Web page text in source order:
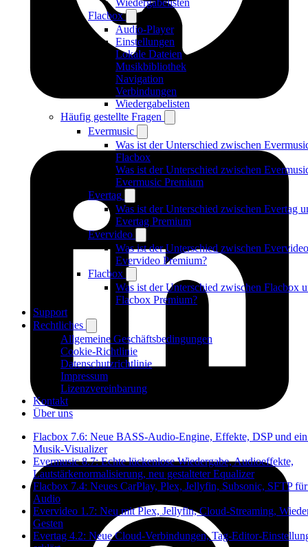
Wiedergabelisten
Flacbox
Audio-Player
Einstellungen
Lokale Dateien
Musikbibliothek
Navigation
Verbindungen
Wiedergabelisten
Häufig gestellte Fragen
Evermusic
Was ist der Unterschied zwischen
Flacbox
Was ist der Unterschied zwischen
Evermusic Premium
Evertag
Was ist der Unterschied zwischen Evertag
Evertag Premium
Evervideo
Was ist der Unterschied zwischen
Evervideo Premium?
Flacbox
Was ist der Unterschied zwischen Flacbox
Flacbox Premium?
Support
Rechtliches
Allgemeine Geschäftsbedingungen
Cookie-Richtlinie
Datenschutzrichtlinie
Impressum
Lizenzvereinbarung
Kontakt
Über uns
Flacbox 7.6: Neue BASS-Audio-Engine, Effekte, DSP und
Musik-Visualizer
Evermusic 8.7: Echte lückenlose Wiedergabe, Audioeffekte,
Lautstärkenormalisierung, neu gestalteter Equalizer
Flacbox 7.4: Neues CarPlay, Plex, Jellyfin, Subsonic, SFTP
Audio
Evervideo 1.7: Neu mit Plex, Jellyfin, Cloud-Streaming,
Gesten
Evertag 4.2: Neue Cloud-Verbindungen, Tag-Editor-